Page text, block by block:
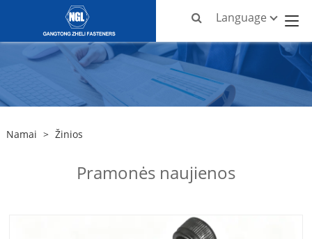
Language
Namai > Žinios
Pramonės naujienos